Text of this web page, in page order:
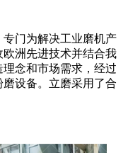
门为解决工业磨机产
洲先进技术并结合我
念和市场需求，经过
设备。立磨采用了合